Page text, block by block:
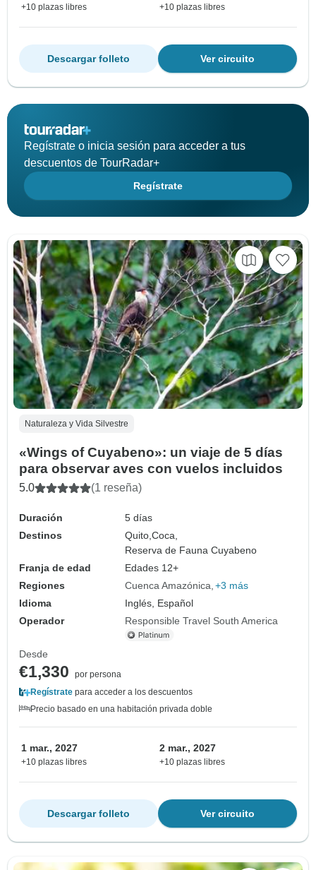
+10 plazas libres +10 plazas libres
Ver circuito
Descargar folleto
Regístrate o inicia sesión para acceder a tus
descuentos de TourRadar+
Regístrate
Naturaleza y Vida Silvestre
«Wings of Cuyabeno»: un viaje de 5 días
para observar aves con vuelos incluidos
5.0 (1 reseña)
Duración
5 días
Destinos
Quito,Coca,
Reserva de Fauna Cuyabeno
Franja de edad
Edades 12+
Regiones
Cuenca Amazónica +3 más
Idioma
Inglés, Español
Operador
Responsible Travel South America
Desde
€1,330
por persona
Regístrate para acceder a los descuentos
Precio basado en una habitación privada doble
1 mar., 2027
+10 plazas libres
2 mar., 2027
+10 plazas libres
Ver circuito
Descargar folleto